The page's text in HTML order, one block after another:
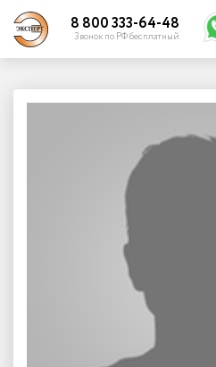
8 800 333-64-48
Звонок по РФ бесплатный